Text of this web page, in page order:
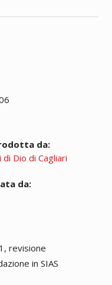
da:
Dio di Cagliari
da:
revisione
in SIAS